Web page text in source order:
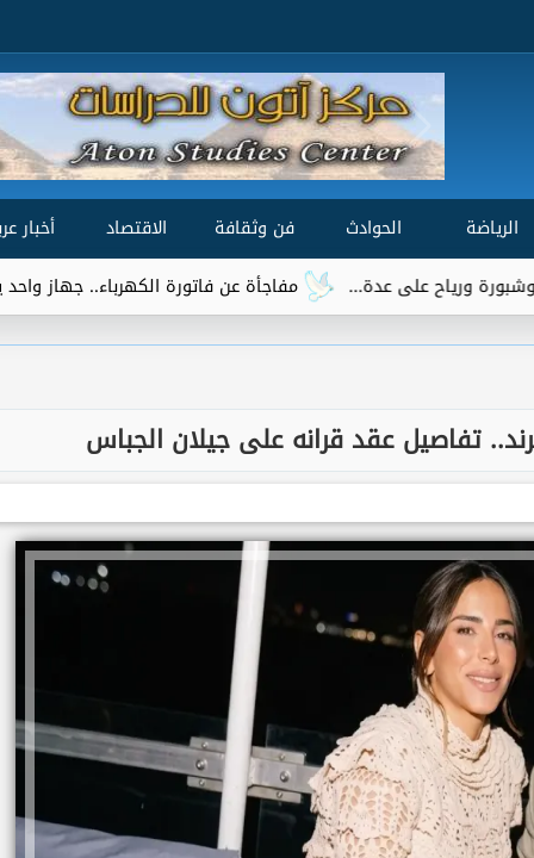
الرياضة الحوادث فن وثقافة الاقتصاد
أخبار
مفاجأة عن فاتورة الكهرباء.. جهاز واحد يتصدر قائمة
تفاصيل عقد قرانه على جيلان الجباس